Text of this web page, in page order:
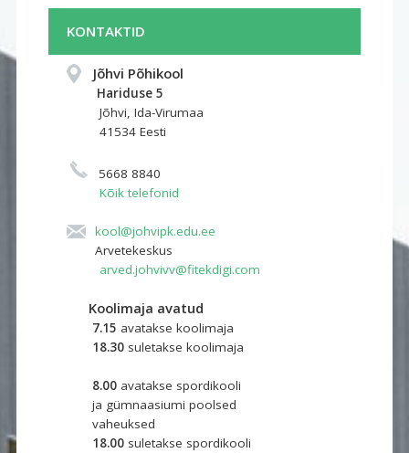
KONTAKTID
Jõhvi Põhikool
Hariduse 5
Jõhvi, Ida-Virumaa
41534 Eesti
5668 8840
Kõik telefonid
kool@johvipk.edu.ee
Arvetekeskus
arved.johvivv@fitekdigi.com
Koolimaja avatud
7.15 avatakse koolimaja
18.30suletakse koolimaja
8.00avatakse spordikooli
ja gümnaasiumi poolsed
vaheuksed
18.00suletakse spordikooli